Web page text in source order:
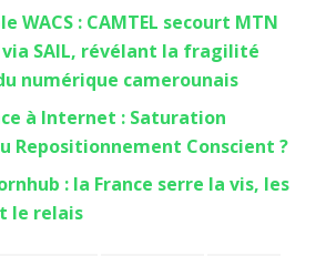
WACS : CAMTEL secourt MTN
via SAIL, révélant la fragilité
numérique camerounais
à Internet : Saturation
Repositionnement Conscient ?
: la France serre la vis, les
le relais